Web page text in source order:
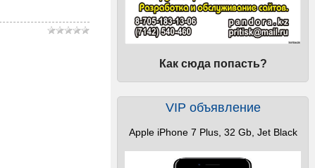
Как сюда попасть?
VIP объявление
Apple iPhone 7 Plus, 32 Gb, Jet Black